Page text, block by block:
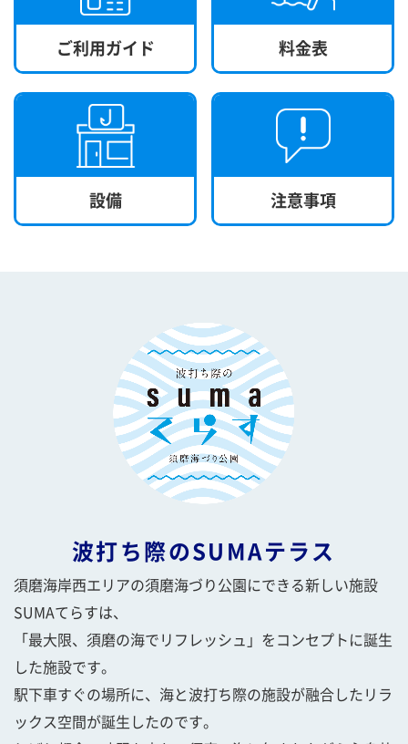
ご利用ガイド 料金表
設備 注意事項
波打ち際のSUMAテラス
須磨海岸西エリアの須磨海づり公園にできる新しい施設
SUMAてらすは、
「最大限、須磨の海でリフレッシュ」をコンセプトに誕生
した施設です。
駅下車すぐの場所に、海と波打ち際の施設が融合したリラ
ックス空間が誕生したのです。